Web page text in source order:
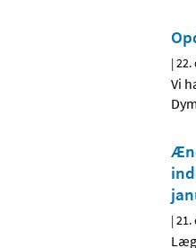
|22.
Vi
|21.